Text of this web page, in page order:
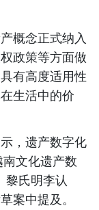
概念正式纳入
政策等方面做
有高度适用性
生活中的价
，遗产数字化
文化遗产数
黎氏明李认
案中提及。